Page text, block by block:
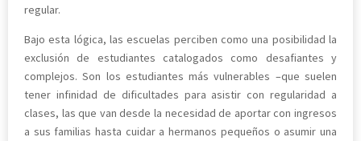
regular.
Bajo esta lógica, las escuelas perciben como una posibilidad la
exclusión de estudiantes catalogados como desafiantes y
complejos. Son los estudiantes más vulnerables –que suelen
tener infinidad de dificultades para asistir con regularidad a
clases, las que van desde la necesidad de aportar con ingresos
a sus familias hasta cuidar a hermanos pequeños o asumir una